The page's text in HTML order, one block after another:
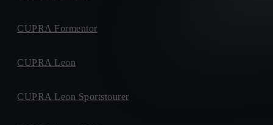
CUPRA Formentor
CUPRA Leon
CUPRA Leon Sportstourer